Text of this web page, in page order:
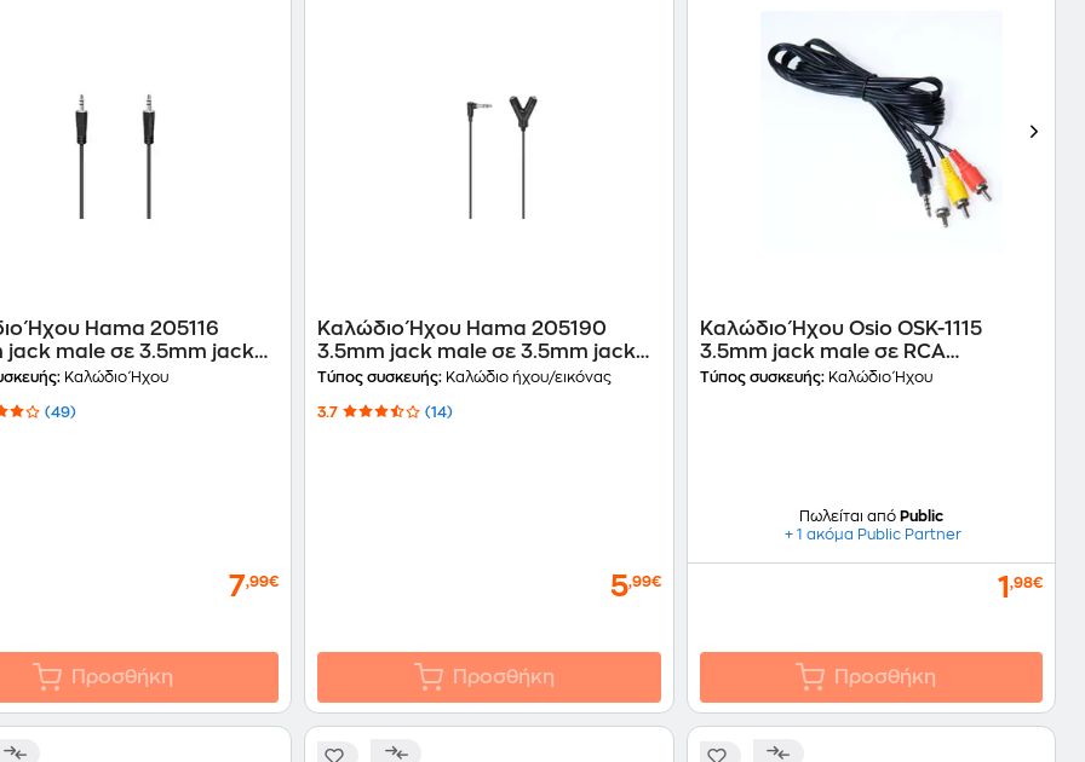
Ήχου Hama 205116
jack male σε 3.5mm jack
Καλώδιο Ήχου
(49)
7,99€
Προσθήκη
Καλώδιο Ήχου Hama 205190
3.5mm jack male σε 3.5mm jack
female - 0.12m
Τύπος συσκευής: Καλώδιο ήχου/εικόνας
3.7 (14)
5,99€
Προσθήκη
Καλώδιο Ήχου Osio OSK-1115
3.5mm jack male σε RCA
Audio/Video male - 1.5m
Τύπος συσκευής:Καλώδιο Ήχου
Πωλείται από Public
+ 1 ακόμα Public Partner
1 ,98€
Προσθήκη